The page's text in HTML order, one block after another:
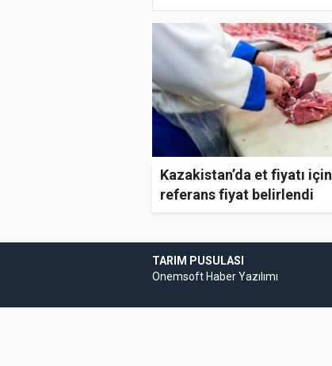
Kazakistan’da et fiyatı için
referans fiyat belirlendi
TARIM PUSULASI
OnemsoftHaber Yazılımı